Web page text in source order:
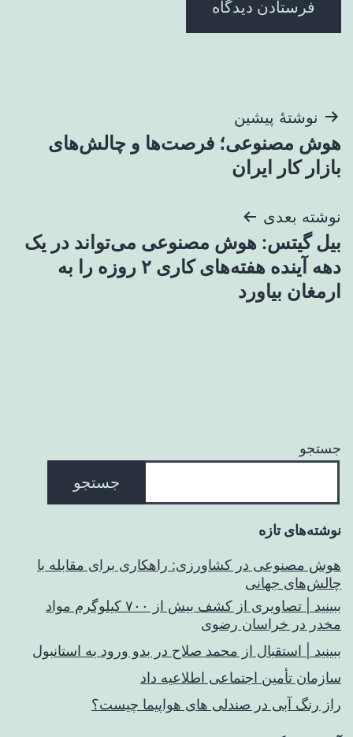
راهبری
نوشته
نوشتهٔ پیشین
هوش مصنوعی؛ فرصت‌ها و چالش‌های
بازار کار ایران
نوشته بعدی
بیل گیتس: هوش مصنوعی می‌تواند در یک
دهه آینده هفته‌های کاری ۲ روزه را به
ارمغان بیاورد
جستجو
جستجو
نوشته‌های تازه
هوش مصنوعی در کشاورزی: راهکاری برای مقابله با
چالش‌های جهانی
ببینید | تصاویری از کشف بیش از ۷۰۰ کیلوگرم مواد
مخدر در خراسان رضوی
ببینید | استقبال از محمد صلاح در بدو ورود به استانبول
سازمان تأمین اجتماعی اطلاعیه داد
راز رنگ آبی در صندلی های هواپیما چیست؟